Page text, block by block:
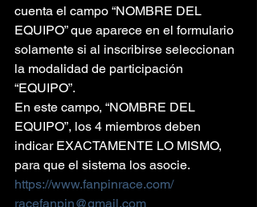
cuenta el campo “NOMBRE DEL
EQUIPO” que aparece en el formulario
solamente si al inscribirse seleccionan
la modalidad de participación
“EQUIPO”.
En este campo, “NOMBRE DEL
EQUIPO”, los 4 miembros deben
indicar EXACTAMENTE LO MISMO,
para que el sistema los asocie.
https://www.fanpinrace.com/
racefanpin@gmail.com